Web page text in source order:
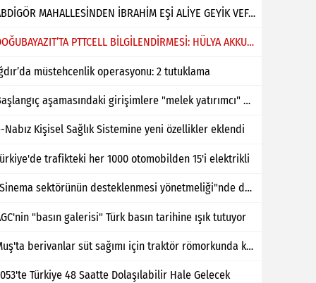
ABDİGÖR MAHALLESİNDEN İBRAHİM EŞİ ALİYE GEYİK VEFAT ETMİŞTİR
DOĞUBAYAZIT’TA PTTCELL BİLGİLENDİRMESİ: HÜLYA AKKUŞ GAZETEMİZİ ZİYARET ETTİ
müstehcenlik operasyonu: 2 tutuklama
Başlangıç aşamasındaki girişimlere "melek yatırımcı" desteği
Nabız Kişisel Sağlık Sistemine yeni özellikler eklendi
trafikteki her 1000 otomobilden 15'i elektrikli
"Sinema sektörünün desteklenmesi yönetmeliği"nde değişiklik yapıldı
"basın galerisi" Türk basın tarihine ışık tutuyor
Muş'ta berivanlar süt sağımı için traktör römorkunda kilometrelerce yol kat ediyor
Türkiye 48 Saatte Dolaşılabilir Hale Gelecek